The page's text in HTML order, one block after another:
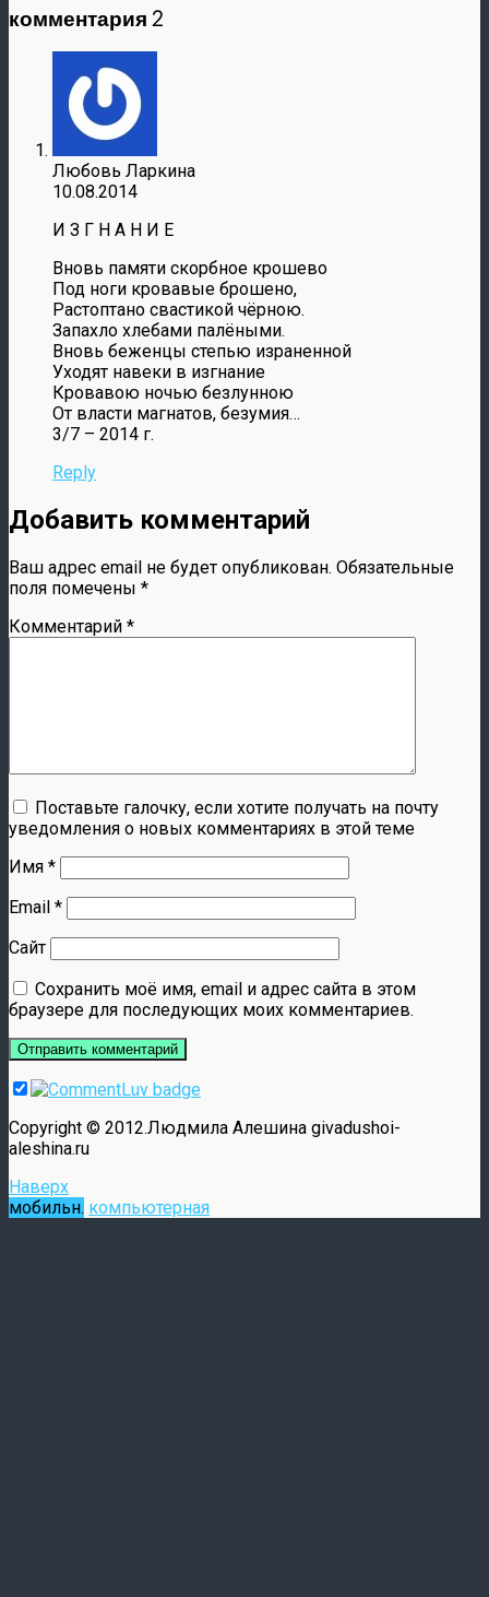
комментария 2
Любовь Ларкина
10.08.2014
И З Г Н А Н И Е
Вновь памяти скорбное крошево
Под ноги кровавые брошено,
Растоптано свастикой чёрною.
Запахло хлебами палёными.
Вновь беженцы степью израненной
Уходят навеки в изгнание
Кровавою ночью безлунною
От власти магнатов, безумия…
3/7 – 2014 г.
Reply
Добавить комментарий
Ваш адрес email не будет опубликован. Обязательные
поля помечены *
Комментарий *
Поставьте галочку, если хотите получать на почту
уведомления о новых комментариях в этой теме
Имя *
Email *
Сайт
Сохранить моё имя, email и адрес сайта в этом
браузере для последующих моих комментариев.
Copyright © 2012.Людмила Алешина givadushoi-
aleshina.ru
Наверх
мобильн. компьютерная